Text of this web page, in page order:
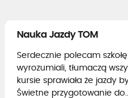
Nauka Jazdy TOM
Serdecznie polecam
wyrozumiali, tłumaczą
kursie sprawiała że jazdy
Świetne przygotowanie